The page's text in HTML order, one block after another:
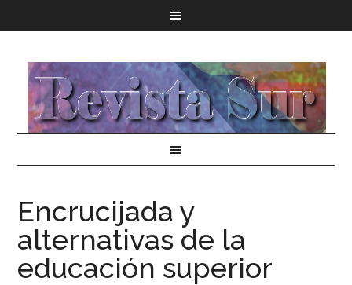
Encrucijada y
alternativas de la
educación superior